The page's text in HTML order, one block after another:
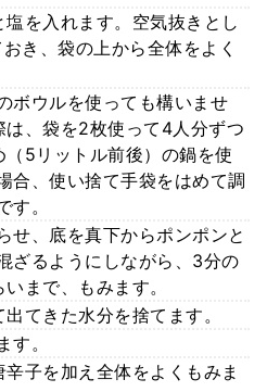
塩を入れます。空気抜きとし
き、袋の上から全体をよく
ボウルを使っても構いませ
、袋を2枚使って4人分ずつ
5リットル前後）の鍋を使
合、使い捨て手袋をはめて調
。
せ、底を真下からポンポンと
ざるようにしながら、3分の
まで、もみます。
てきた水分を捨てます。
。
辛子を加え全体をよくもみま